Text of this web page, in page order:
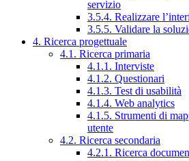
servizio
3.5.4. Realizzare
3.5.5. Validare la
4. Ricerca progettuale
4.1. Ricerca primaria
4.1.1. Interviste
4.1.2. Questionari
4.1.3. Test di usabilità
4.1.4. Web analytics
4.1.5. Strumenti di
utente
4.2. Ricerca secondaria
4.2.1. Ricerca